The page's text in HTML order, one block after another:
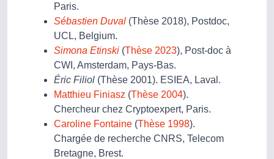
Paris.
Sébastien Duval (Thèse 2018), Postdoc,
UCL, Belgium.
Simona Etinski (Thèse 2023), Post-doc à
CWI, Amsterdam, Pays-Bas.
Éric Filiol (Thèse 2001). ESIEA, Laval.
Matthieu Finiasz (Thèse 2004).
Chercheur chez Cryptoexpert, Paris.
Caroline Fontaine (Thèse 1998).
Chargée de recherche CNRS, Telecom
Bretagne, Brest.